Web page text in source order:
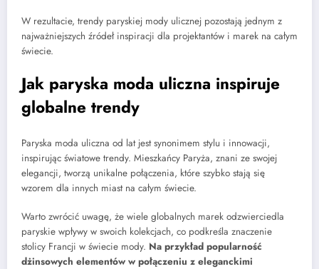
W rezultacie, trendy paryskiej mody ulicznej pozostają jednym z
najważniejszych źródeł inspiracji dla projektantów i marek na całym
świecie.
Jak paryska moda uliczna inspiruje
globalne trendy
Paryska moda uliczna od lat jest synonimem stylu i innowacji,
inspirując światowe trendy. Mieszkańcy Paryża, znani ze swojej
elegancji, tworzą unikalne połączenia, które szybko stają się
wzorem dla innych miast na całym świecie.
Warto zwrócić uwagę, że wiele globalnych marek odzwierciedla
paryskie wpływy w swoich kolekcjach, co podkreśla znaczenie
stolicy Francji w świecie mody. Na przykład popularność
dżinsowych elementów w połączeniu z eleganckimi